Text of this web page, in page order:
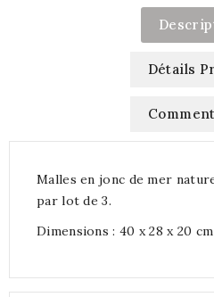
Détails
Malles en jonc de mer
par lot de 3.
Dimensions : 40 x 28 x 20